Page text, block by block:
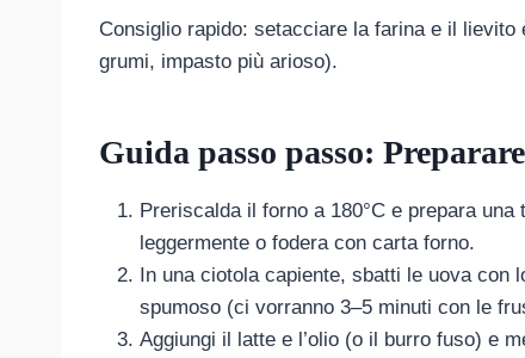
Consiglio rapido: setacciare la farina e il
grumi, impasto più arioso).
Guida passo passo:
Preriscalda il forno a 180°C e prepara
leggermente o fodera con carta forno.
In una ciotola capiente, sbatti le uova con
spumoso (ci vorranno 3–5 minuti con le
Aggiungi il latte e l’olio (o il burro fuso) e